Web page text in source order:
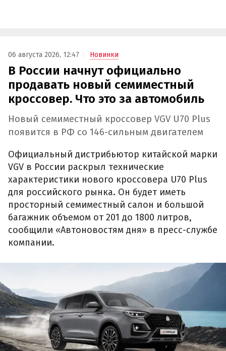
06 августа 2026, 12:47 Новинки
В России начнут официально
продавать новый семиместный
кроссовер. Что это за автомобиль
Новый семиместный кроссовер VGV U70 Plus
появится в РФ со 146-сильным двигателем
Официальный дистрибьютор китайской марки
VGV в России раскрыл технические
характеристики нового кроссовера U70 Plus
для российского рынка. Он будет иметь
просторный семиместный салон и большой
багажник объемом от 201 до 1800 литров,
сообщили «Автоновостям дня» в пресс-службе
компании.